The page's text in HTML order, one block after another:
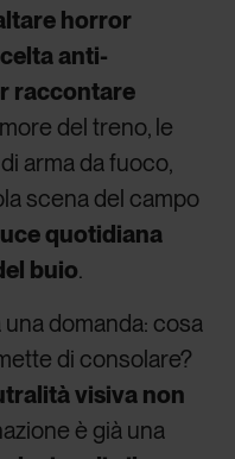
horror
anti-
raccontare
del treno, le
arma da fuoco,
scena del campo
quotidiana
buio.
una domanda: cosa
di consolare?
visiva non
è già una